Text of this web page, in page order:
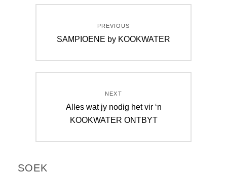
PREVIOUS
SAMPIOENE by KOOKWATER
NEXT
Alles wat jy nodig het vir ‘n
KOOKWATER ONTBYT
SOEK